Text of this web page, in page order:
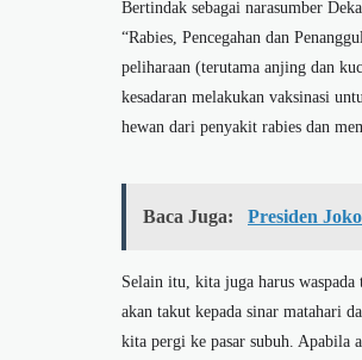
Bertindak sebagai narasumber
“Rabies, Pencegahan dan
peliharaan (terutama anjing dan
kesadaran melakukan vaksinasi
hewan dari penyakit rabies dan
Baca Juga: Presiden
Selain itu, kita juga harus
akan takut kepada sinar matahari
kita pergi ke pasar subuh. Apabila